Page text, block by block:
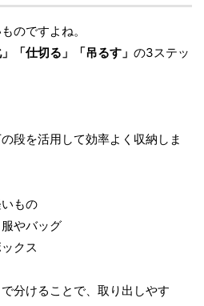
のですよね。
」「仕切る」「吊るす」 の3ステッ
段を活用して効率よく収納しま
もの
やバッグ
クス
分けることで、取り出しやす